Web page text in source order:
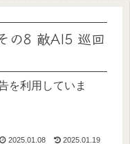
の8 敵AI5 巡回
を利用していま
2025.01.08 2025.01.19